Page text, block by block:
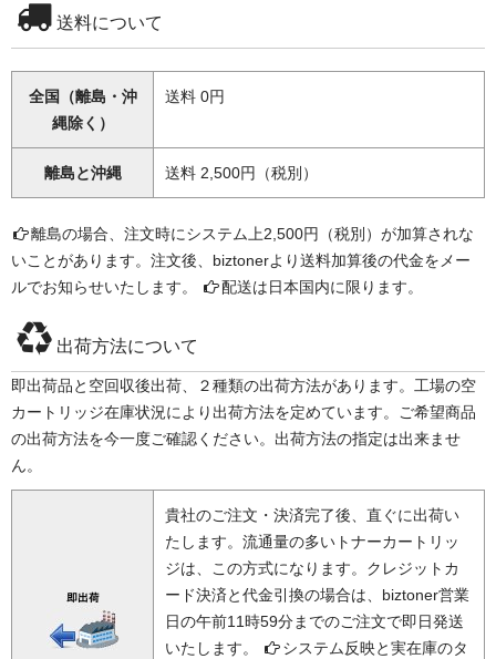
送料について
全国（離島・沖
縄除く）
送料 0円
離島と沖縄 送料 2,500円（税別）
離島の場合、注文時にシステム上2,500円（税別）が加算されな
いことがあります。注文後、biztonerより送料加算後の代金をメー
ルでお知らせいたします。
配送は日本国内に限ります。
出荷方法について
即出荷品と空回収後出荷、２種類の出荷方法があります。工場の空
カートリッジ在庫状況により出荷方法を定めています。ご希望商品
の出荷方法を今一度ご確認ください。出荷方法の指定は出来ませ
ん。
貴社のご注文・決済完了後、直ぐに出荷い
たします。流通量の多いトナーカートリッ
ジは、この方式になります。クレジットカ
ード決済と代金引換の場合は、biztoner営業
日の午前11時59分までのご注文で即日発送
いたします。
システム反映と実在庫のタ